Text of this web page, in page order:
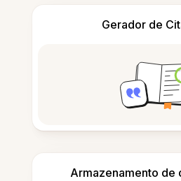
Gerador de
Armazenamento de